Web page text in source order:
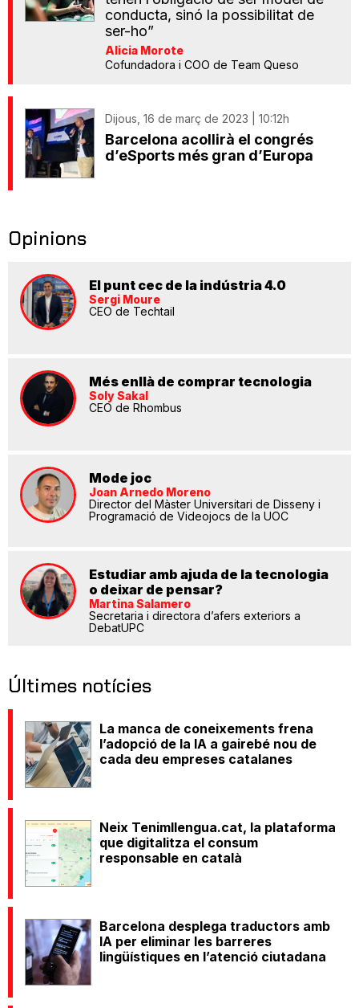
conducta, sinó la possibilitat de
ser-ho”
Alicia Morote
Cofundadora i COO de Team Queso
Dijous, 16 de març de 2023 | 10:12h
Barcelona acollirà el congrés
d’eSports més gran d’Europa
Opinions
El punt cec de la indústria 4.0
Sergi Moure
CEO de Techtail
Més enllà de comprar tecnologia
Soly Sakal
CEO de Rhombus
Mode joc
Joan Arnedo Moreno
Director del Màster Universitari de Disseny i
Programació de Videojocs de la UOC
Estudiar amb ajuda de la tecnologia
o deixar de pensar?
Martina Salamero
Secretaria i directora d’afers exteriors a
DebatUPC
Últimes notícies
La manca de coneixements frena
l’adopció de la IA a gairebé nou de
cada deu empreses catalanes
Neix Tenimllengua.cat, la plataforma
que digitalitza el consum
responsable en català
Barcelona desplega traductors amb
IA per eliminar les barreres
lingüístiques en l’atenció ciutadana